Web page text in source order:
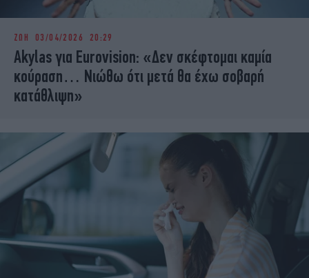
ΖΩΗ 03/04/2026 20:29
Akylas για Eurovision: «Δεν σκέφτομαι καμία
κούραση… Νιώθω ότι μετά θα έχω σοβαρή
κατάθλιψη»